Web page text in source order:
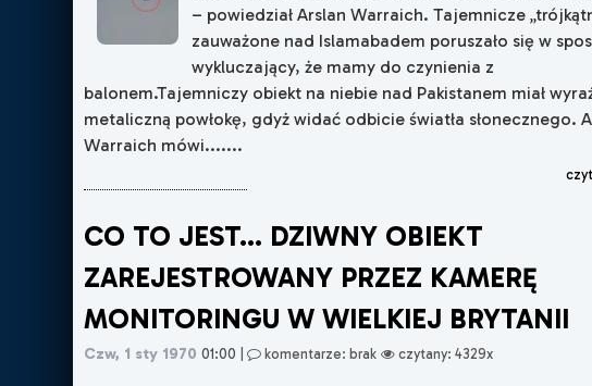
– powiedział Arslan Warraich. Tajemnicze
zauważone nad Islamabadem poruszało się w
wykluczający, że mamy do czynienia z
balonem.Tajemniczy obiekt na niebie nad Pakistanem miał
metaliczną powłokę, gdyż widać odbicie światła słonecznego.
Warraich mówi.......
CO TO JEST... DZIWNY OBIEKT
ZAREJESTROWANY PRZEZ KAMERĘ
MONITORINGU W WIELKIEJ BRYTANII
Czw, 1 sty 1970 01:00 | komentarze: brak czytany: 4329x